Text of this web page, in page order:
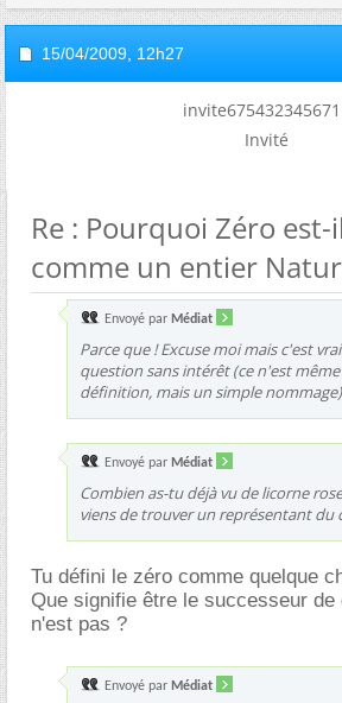
15/04/2009, 12h27
Invité
Re : Pourquoi Zéro
comme un entier
Envoyé par Médiat
Parce que ! Excuse moi mais c'est
question sans intérêt (ce n'est
définition, mais un simple
Envoyé par Médiat
Combien as-tu déjà vu de licorne
viens de trouver un représentant du
Tu défini le zéro comme quelque
Que signifie être le successeur de
n'est pas ?
Envoyé par Médiat